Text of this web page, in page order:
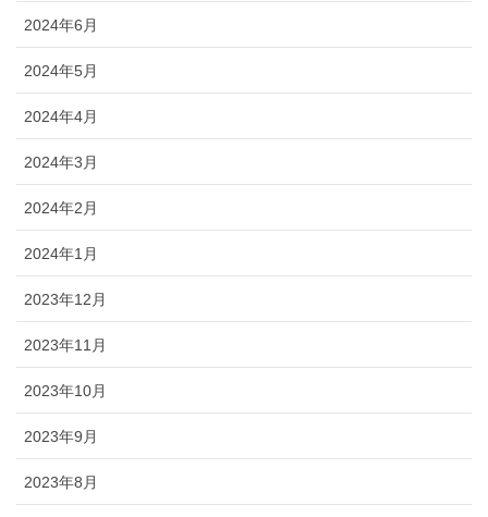
2024年6月
2024年5月
2024年4月
2024年3月
2024年2月
2024年1月
2023年12月
2023年11月
2023年10月
2023年9月
2023年8月